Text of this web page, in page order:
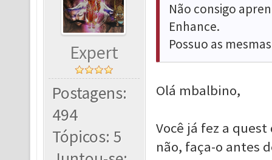
Expert
Postagens:
494
Tópicos: 5
Não consigo
Enhance.
Possuo as
Olá mbalbino,
Você já fez a
não, faça-o antes